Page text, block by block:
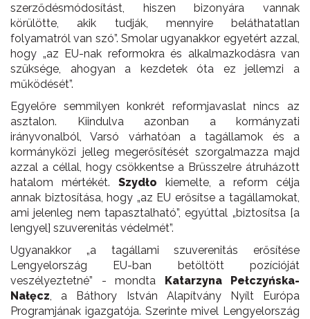
szerződésmódosítást, hiszen bizonyára vannak
körülötte, akik tudják, mennyire beláthatatlan
folyamatról van szó”. Smolar ugyanakkor egyetért azzal,
hogy „az EU-nak reformokra és alkalmazkodásra van
szüksége, ahogyan a kezdetek óta ez jellemzi a
működését”.
Egyelőre semmilyen konkrét reformjavaslat nincs az
asztalon. Kiindulva azonban a kormányzati
irányvonalból, Varsó várhatóan a tagállamok és a
kormányközi jelleg megerősítését szorgalmazza majd
azzal a céllal, hogy csökkentse a Brüsszelre átruházott
hatalom mértékét. Szydło kiemelte, a reform célja
annak biztosítása, hogy „az EU erősítse a tagállamokat,
ami jelenleg nem tapasztalható”, egyúttal „biztosítsa [a
lengyel] szuverenitás védelmét”.
Ugyanakkor „a tagállami szuverenitás erősítése
Lengyelország EU-ban betöltött pozícióját
veszélyeztetné” - mondta Katarzyna Pełczyńska-
Nałęcz, a Báthory István Alapítvány Nyílt Európa
Programjának igazgatója. Szerinte mivel Lengyelország